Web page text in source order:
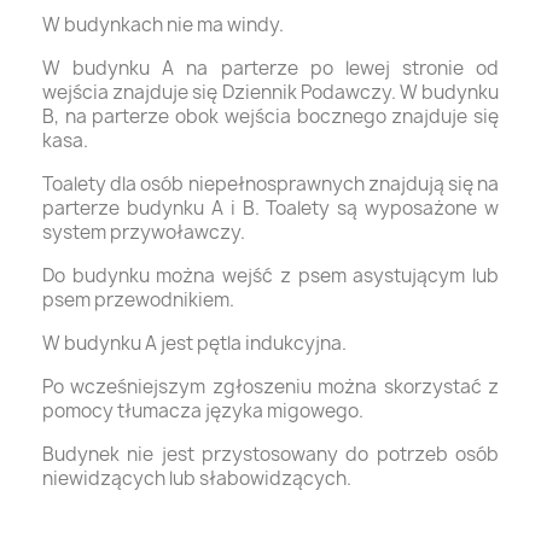
W budynkach nie ma windy.
W budynku A na parterze po lewej stronie od
wejścia znajduje się Dziennik Podawczy. W budynku
B, na parterze obok wejścia bocznego znajduje się
kasa.
Toalety dla osób niepełnosprawnych znajdują się na
parterze budynku A i B. Toalety są wyposażone w
system przywoławczy.
Do budynku można wejść z psem asystującym lub
psem przewodnikiem.
W budynku A jest pętla indukcyjna.
Po wcześniejszym zgłoszeniu można skorzystać z
pomocy tłumacza języka migowego.
Budynek nie jest przystosowany do potrzeb osób
niewidzących lub słabowidzących.